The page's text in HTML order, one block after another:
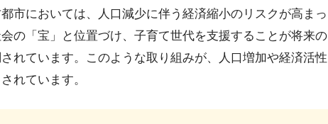
市においては、人口減少に伴う経済縮小のリスクが高まっ
の「宝」と位置づけ、子育て世代を支援することが将来の
れています。このような取り組みが、人口増加や経済活性
れています​。